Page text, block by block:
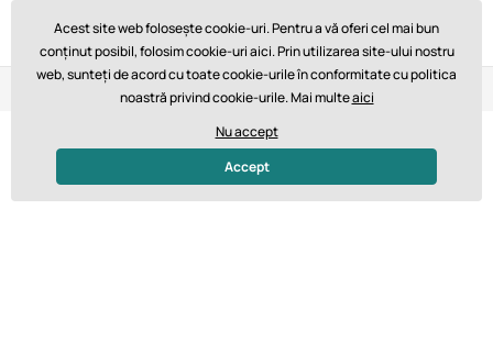
Retur în 14 zile Livrare rapidă de la 747,61 lei GRATUIT
Acest site web folosește cookie-uri. Pentru a vă oferi cel mai bun
conținut posibil, folosim cookie-uri aici. Prin utilizarea site-ului nostru
web, sunteți de acord cu toate cookie-urile în conformitate cu politica
noastră privind cookie-urile. Mai multeaici
Nu accept
Accept